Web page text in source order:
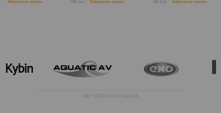
Seleccionar opción IVA incl. Seleccionar opción IVA incl. Seleccionar opción
Kybin
ver todas las marcas